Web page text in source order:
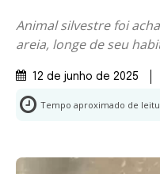
Animal silvestre foi
areia, longe de seu
12 de junho de 2025
Tempo aproximado de